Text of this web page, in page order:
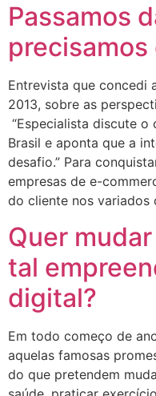
Passamos
precisamos
Entrevista que concedi
2013, sobre as
“Especialista discute
Brasil e aponta que a
desafio.” Para
empresas de e-
do cliente nos variados
Quer
tal
digital?
Em todo começo de
aquelas famosas
do que pretendem